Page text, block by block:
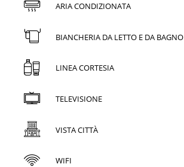
ARIA CONDIZIONATA
BIANCHERIA DA LETTO E DA BAGNO
LINEA CORTESIA
TELEVISIONE
VISTA CITTÀ
WIFI